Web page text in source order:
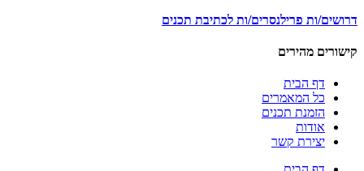
דרושים/ות פרילנסרים/ות לכתיבת תכנים
קישורים מהירים
דף הבית
כל המאמרים
הזמנת תכנים
אודות
יצירת קשר